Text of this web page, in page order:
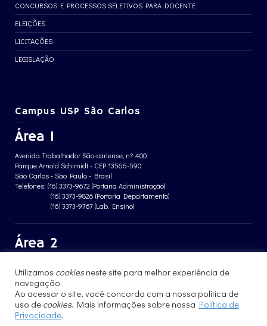
CONCURSOS E PROCESSOS SELETIVOS PARA DOCENTE
ELEIÇÕES
LICITAÇÕES
LEGISLAÇÃO
Campus USP São Carlos
Área 1
Avenida Trabalhador São-carlense, nº 400
Parque Arnold Schimidt - CEP 13566-590
São Carlos - São Paulo - Brasil
Telefones: (16) 3373-9672 (Portaria Administração)
(16) 3373-9826 (Portaria Departamento)
(16) 3373-9767 (Lab. Ensino)
Área 2
Jardim Santa Angelina - CEP 13563-120
São Carlos - São Paulo - Brasil
Telefone: (16) 3373-8068 (Portaria prédio CFBio)
(16) 3364-8070 (Portaria prédio poloTErRA)
Utilizamos cookiesneste site para melhor experiência de
navegação.
Ao acessar o site, você concorda com a nossa política de
uso de cookies. Mais informações sobre nossa Política de
Privacidade.